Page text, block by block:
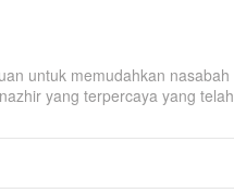
untuk memudahkan nasabah
yang terpercaya yang telah